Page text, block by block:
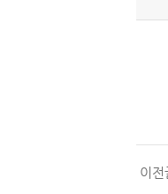
이전